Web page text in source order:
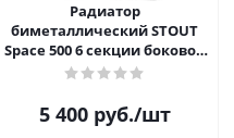
Радиатор
биметаллический STOUT
Space 500 6 секции боковое
подключение SRB-0310-
5 400руб./шт